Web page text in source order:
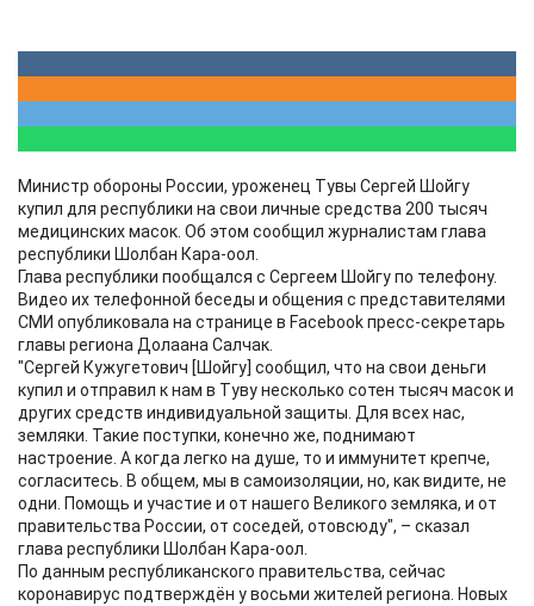
Министр обороны России, уроженец Тувы Сергей Шойгу
купил для республики на свои личные средства 200 тысяч
медицинских масок. Об этом сообщил журналистам глава
республики Шолбан Кара-оол.
Глава республики пообщался с Сергеем Шойгу по телефону.
Видео их телефонной беседы и общения с представителями
СМИ опубликовала на странице в Facebook пресс-секретарь
главы региона Долаана Салчак.
"Сергей Кужугетович [Шойгу] сообщил, что на свои деньги
купил и отправил к нам в Туву несколько сотен тысяч масок и
других средств индивидуальной защиты. Для всех нас,
земляки. Такие поступки, конечно же, поднимают
настроение. А когда легко на душе, то и иммунитет крепче,
согласитесь. В общем, мы в самоизоляции, но, как видите, не
одни. Помощь и участие и от нашего Великого земляка, и от
правительства России, от соседей, отовсюду", – сказал
глава республики Шолбан Кара-оол.
По данным республиканского правительства, сейчас
коронавирус подтверждён у восьми жителей региона. Новых